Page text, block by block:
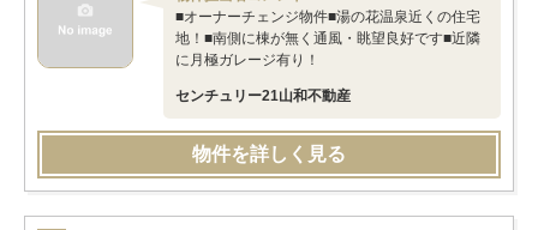
■オーナーチェンジ物件■湯の花温泉近くの住宅
地！■南側に棟が無く通風・眺望良好です■近隣
に月極ガレージ有り！
センチュリー21山和不動産
物件を詳しく見る